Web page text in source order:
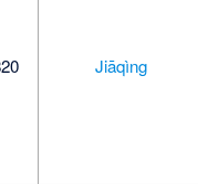
Jiāqìng